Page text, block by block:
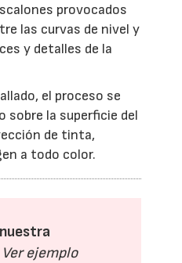
provocados
las curvas de nivel y
y detalles de la
el proceso se
sobre la superficie del
de tinta,
a todo color.
Ver ejemplo